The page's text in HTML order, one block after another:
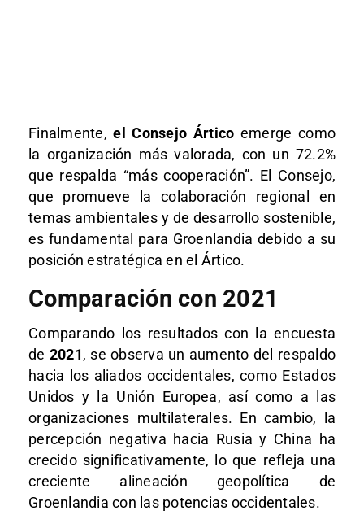
Finalmente,el Consejo Ártico emerge como
la organización más valorada, con un 72.2%
que respalda “más cooperación”. El Consejo,
que promueve la colaboración regional en
temas ambientales y de desarrollo sostenible,
es fundamental para Groenlandia debido a su
posición estratégica en el Ártico.
Comparación con 2021
Comparando los resultados con la encuesta
de 2021, se observa un aumento del respaldo
hacia los aliados occidentales, como Estados
Unidos y la Unión Europea, así como a las
organizaciones multilaterales. En cambio, la
percepción negativa hacia Rusia y China ha
crecido significativamente, lo que refleja una
creciente alineación geopolítica de
Groenlandia con las potencias occidentales.